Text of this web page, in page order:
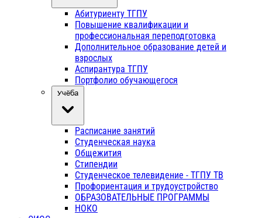
Абитуриенту ТГПУ
Повышение квалификации и
профессиональная переподготовка
Дополнительное образование детей и
взрослых
Аспирантура ТГПУ
Портфолио обучающегося
Учёба
Расписание занятий
Студенческая наука
Общежития
Стипендии
Студенческое телевидение - ТГПУ ТВ
Профориентация и трудоустройство
ОБРАЗОВАТЕЛЬНЫЕ ПРОГРАММЫ
НОКО